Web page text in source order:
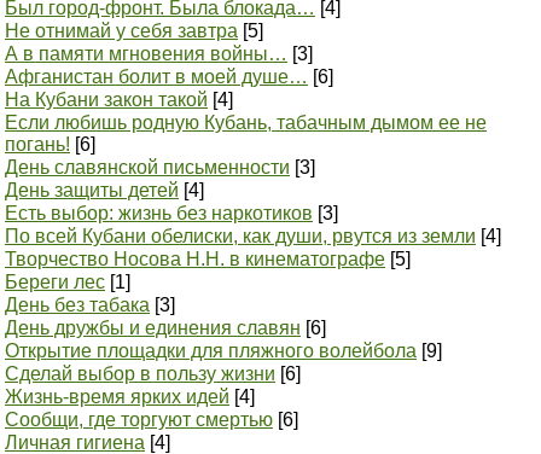
Был город-фронт. Была блокада… [4]
Не отнимай у себя завтра [5]
А в памяти мгновения войны… [3]
Афганистан болит в моей душе… [6]
На Кубани закон такой [4]
Если любишь родную Кубань, табачным дымом ее не
погань! [6]
День славянской письменности [3]
День защиты детей [4]
Есть выбор: жизнь без наркотиков [3]
По всей Кубани обелиски, как души, рвутся из земли [4]
Творчество Носова Н.Н. в кинематографе [5]
Береги лес [1]
День без табака [3]
День дружбы и единения славян [6]
Открытие площадки для пляжного волейбола [9]
Сделай выбор в пользу жизни [6]
Жизнь-время ярких идей [4]
Сообщи, где торгуют смертью [6]
Личная гигиена [4]